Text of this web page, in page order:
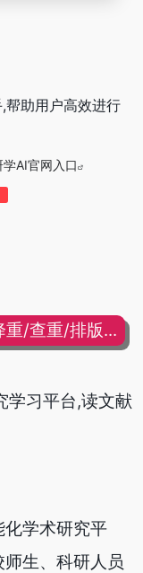
帮助用户高效进行
学AI官网入口
重/查重/排版...
学习平台,读文献
学术研究平
生、科研人员